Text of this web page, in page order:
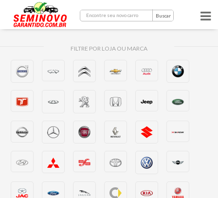
Buscar
FILTRE POR LOJA OU MARCA